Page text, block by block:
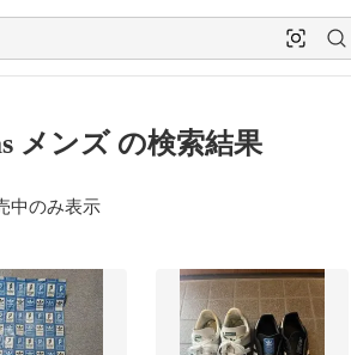
メンズ の検索結果
中のみ表示